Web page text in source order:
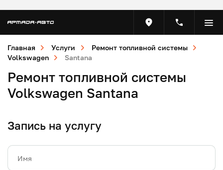
Главная Услуги
Ремонт топливной системы
Volkswagen
Santana
Ремонт топливной системы
Volkswagen Santana
Запись на услугу
Имя